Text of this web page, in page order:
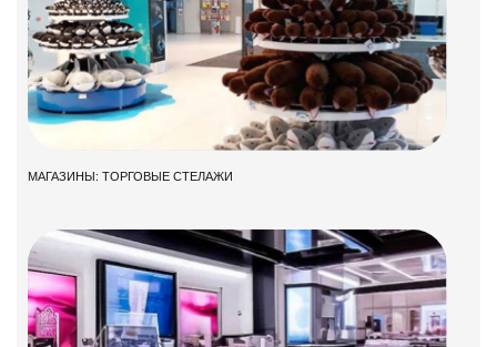
МАГАЗИНЫ: ТОРГОВЫЕ СТЕЛАЖИ